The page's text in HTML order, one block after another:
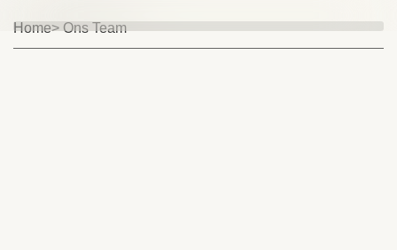
Home> Ons Team